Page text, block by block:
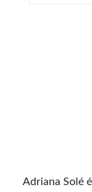
Adriana Solé